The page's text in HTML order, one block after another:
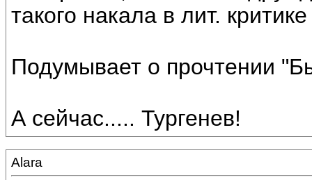
такого накала в лит.
Подумывает о прочтении
А сейчас..... Тургенев!
Alara